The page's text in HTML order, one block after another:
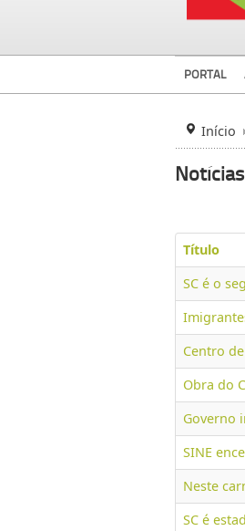
PORTAL
Início
Notícias
Título
SC é o
Centro
Obra do
Governo
SINE
Neste
SC é